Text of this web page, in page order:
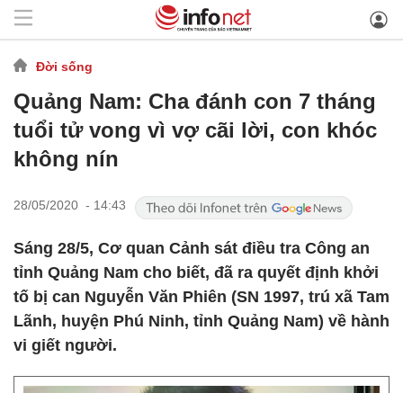
Đời sống
Quảng Nam: Cha đánh con 7 tháng
tuổi tử vong vì vợ cãi lời, con khóc
không nín
28/05/2020 - 14:43
Sáng 28/5, Cơ quan Cảnh sát điều tra Công an
tỉnh Quảng Nam cho biết, đã ra quyết định khởi
tố bị can Nguyễn Văn Phiên (SN 1997, trú xã Tam
Lãnh, huyện Phú Ninh, tỉnh Quảng Nam) về hành
vi giết người.